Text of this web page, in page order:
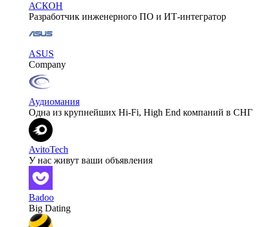
АСКОН
Разработчик инженерного ПО и ИТ-интегратор
ASUS
Company
Аудиомания
Одна из крупнейших Hi-Fi, High End компаний в СНГ
AvitoTech
У нас живут ваши объявления
Badoo
Big Dating